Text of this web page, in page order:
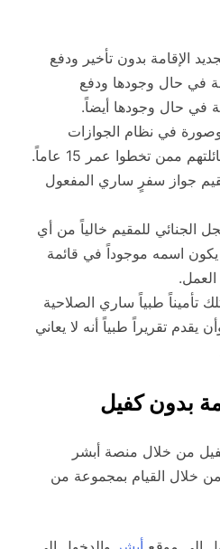
الإقامة بدون تأخير ودفع
في حال وجودها ودفع
في حال وجودها أيضاً.
في نظام الجوازات
ممن تخطوا عمر 15 عاماً.
جواز سفرٍ ساري المفعول
الجنائي للمقيم خالياً من أي
يكون اسمه موجوداً في قائمة
تأميناً طبياً ساري الصلاحية
يقدم تقريراً طبياً أنه لا يعاني
بدون كفيل
من خلال منصة أبشر
من خلال القيام بمجموعة من